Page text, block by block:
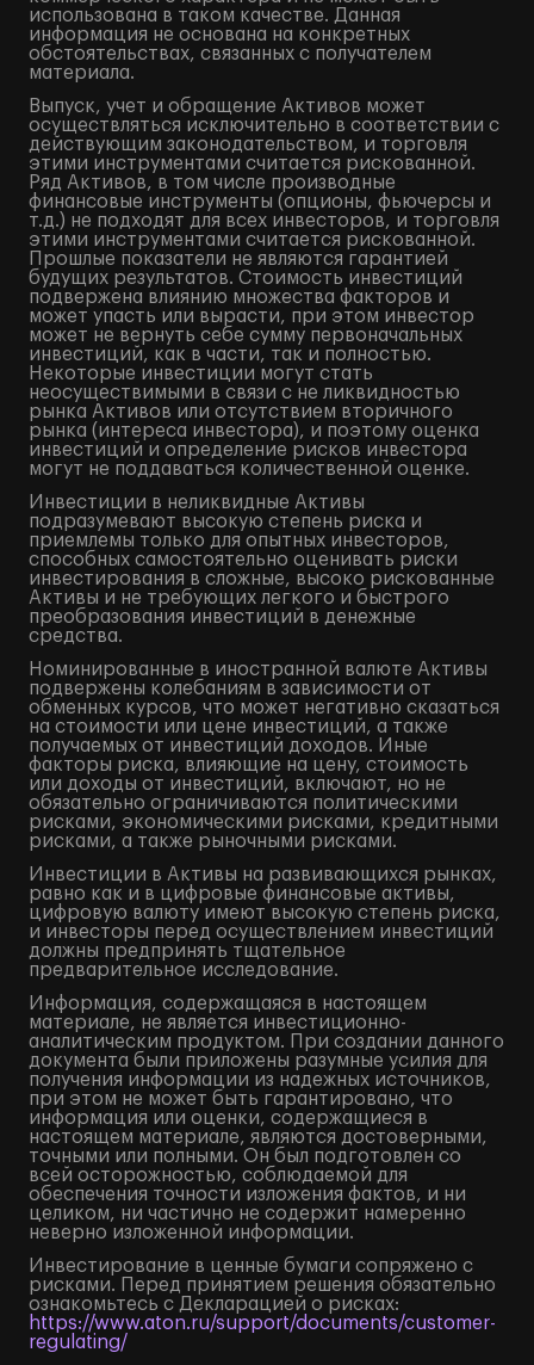
использована в таком качестве. Данная
информация не основана на конкретных
обстоятельствах, связанных с получателем
материала.
Выпуск, учет и обращение Активов может
осуществляться исключительно в соответствии с
действующим законодательством, и торговля
этими инструментами считается рискованной.
Ряд Активов, в том числе производные
финансовые инструменты (опционы, фьючерсы и
т.д.) не подходят для всех инвесторов, и торговля
этими инструментами считается рискованной.
Прошлые показатели не являются гарантией
будущих результатов. Стоимость инвестиций
подвержена влиянию множества факторов и
может упасть или вырасти, при этом инвестор
может не вернуть себе сумму первоначальных
инвестиций, как в части, так и полностью.
Некоторые инвестиции могут стать
неосуществимыми в связи с не ликвидностью
рынка Активов или отсутствием вторичного
рынка (интереса инвестора), и поэтому оценка
инвестиций и определение рисков инвестора
могут не поддаваться количественной оценке.
Инвестиции в неликвидные Активы
подразумевают высокую степень риска и
приемлемы только для опытных инвесторов,
способных самостоятельно оценивать риски
инвестирования в сложные, высоко рискованные
Активы и не требующих легкого и быстрого
преобразования инвестиций в денежные
средства.
Номинированные в иностранной валюте Активы
подвержены колебаниям в зависимости от
обменных курсов, что может негативно сказаться
на стоимости или цене инвестиций, а также
получаемых от инвестиций доходов. Иные
факторы риска, влияющие на цену, стоимость
или доходы от инвестиций, включают, но не
обязательно ограничиваются политическими
рисками, экономическими рисками, кредитными
рисками, а также рыночными рисками.
Инвестиции в Активы на развивающихся рынках,
равно как и в цифровые финансовые активы,
цифровую валюту имеют высокую степень риска,
и инвесторы перед осуществлением инвестиций
должны предпринять тщательное
предварительное исследование.
Информация, содержащаяся в настоящем
материале, не является инвестиционно-
аналитическим продуктом. При создании данного
документа были приложены разумные усилия для
получения информации из надежных источников,
при этом не может быть гарантировано, что
информация или оценки, содержащиеся в
настоящем материале, являются достоверными,
точными или полными. Он был подготовлен со
всей осторожностью, соблюдаемой для
обеспечения точности изложения фактов, и ни
целиком, ни частично не содержит намеренно
неверно изложенной информации.
Инвестирование в ценные бумаги сопряжено с
рисками. Перед принятием решения обязательно
ознакомьтесь с Декларацией о рисках:
https://www.aton.ru/support/documents/customer-
regulating/